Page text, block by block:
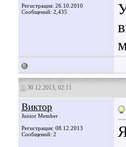
Регистрация: 26.10.2010
Сообщений: 2,435
30.12.2013, 02:11
Виктор
Junior Member
Регистрация: 08.12.2013
Сообщений: 2